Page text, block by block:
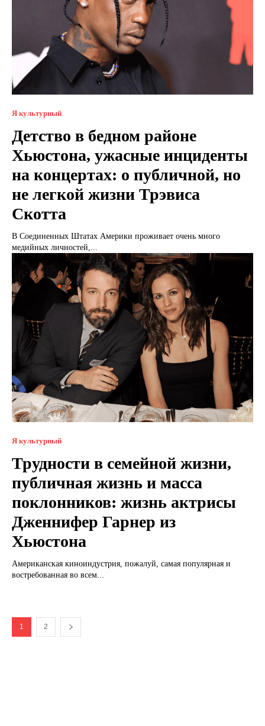
Я культурный
Детство в бедном районе
Хьюстона, ужасные инциденты
на концертах: о публичной, но
не легкой жизни Трэвиса
Скотта
В Соединенных Штатах Америки проживает очень много
медийных личностей,...
Я культурный
Трудности в семейной жизни,
публичная жизнь и масса
поклонников: жизнь актрисы
Дженнифер Гарнер из
Хьюстона
Американская киноиндустрия, пожалуй, самая популярная и
востребованная во всем...
1 2